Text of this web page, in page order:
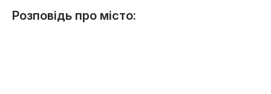
Розповідь про місто: